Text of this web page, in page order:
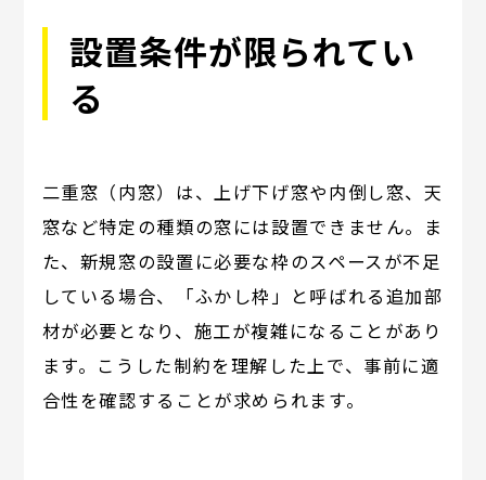
設置条件が限られてい
る
二重窓（内窓）は、上げ下げ窓や内倒し窓、天
窓など特定の種類の窓には設置できません。ま
た、新規窓の設置に必要な枠のスペースが不足
している場合、「ふかし枠」と呼ばれる追加部
材が必要となり、施工が複雑になることがあり
ます。こうした制約を理解した上で、事前に適
合性を確認することが求められます。